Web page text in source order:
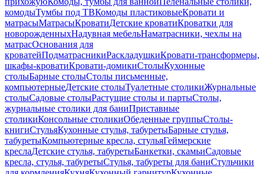
комодыТумбы под ТВКомоды пластиковыеКровати и
матрасыМатрасыКроватиДетские кроватиКроватки для
новорожденныхНадувная мебельНаматрасники, чехлы на
матрасОснования для
кроватейПодматрасникиРаскладушкиКровати-трансформеры,
шкафы-кроватиКровати-домикиСтолыКухонные
столыБарные столыСтолы письменные,
компьютерныеДетские столыТуалетные столикиЖурнальные
столыСадовые столыРастущие столы и партыСтолы,
журнальные столики для баниПриставные
столикиКонсольные столикиОбеденные группыСтолы-
книгиСтульяКухонные стулья, табуретыБарные стулья,
табуретыКомпьютерные кресла, стульяГеймерские
креслаДетские стулья, табуретыБанкетки, скамьиСадовые
кресла, стулья, табуретыСтулья, табуреты для баниСтульчики